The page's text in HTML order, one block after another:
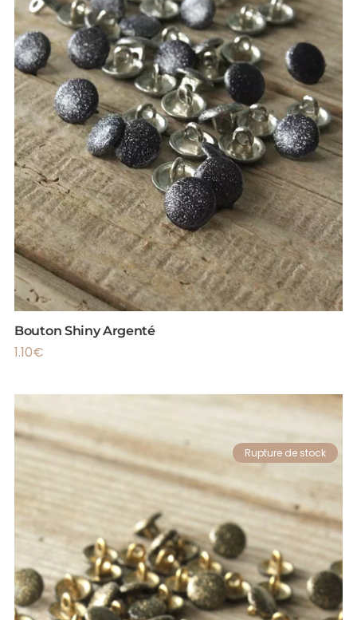
Bouton Shiny Argenté
1.10€
Rupture de stock